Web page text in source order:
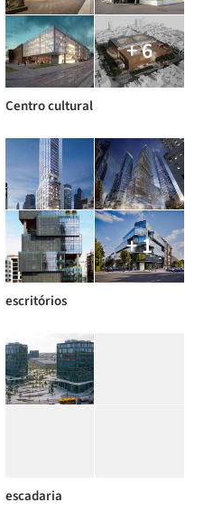
+ 6
Centro cultural
+ 1
escritórios
escadaria